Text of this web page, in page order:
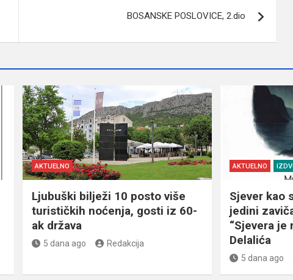
BOSANSKE POSLOVICE, 2.dio
AKTUELNO
Ljubuški bilježi 10 posto više
turističkih noćenja, gosti iz 60-
ak država
5 dana ago Redakcija
AKTUELNO
Sjever kao
jedini
“Sjevera je
Delalića
5 dana ago